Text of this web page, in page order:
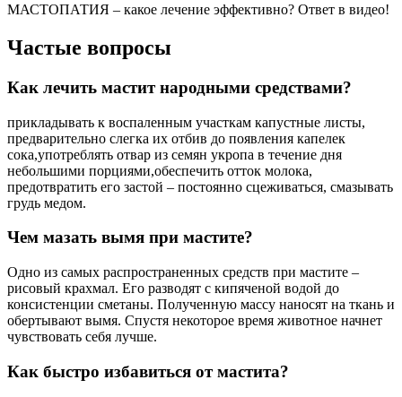
МАСТОПАТИЯ – какое лечение эффективно? Ответ в видео!
Частые вопросы
Как лечить мастит народными средствами?
прикладывать к воспаленным участкам капустные листы,
предварительно слегка их отбив до появления капелек
сока,употреблять отвар из семян укропа в течение дня
небольшими порциями,обеспечить отток молока,
предотвратить его застой – постоянно сцеживаться, смазывать
грудь медом.
Чем мазать вымя при мастите?
Одно из самых распространенных средств при мастите –
рисовый крахмал. Его разводят с кипяченой водой до
консистенции сметаны. Полученную массу наносят на ткань и
обертывают вымя. Спустя некоторое время животное начнет
чувствовать себя лучше.
Как быстро избавиться от мастита?